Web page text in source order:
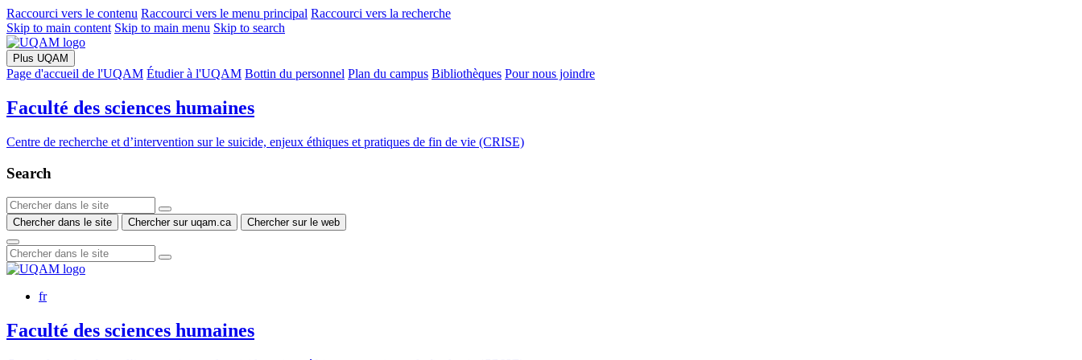
Raccourci vers le contenu Raccourci vers le menu principal Raccourci vers la recherche
Skip to main content Skip to main menu Skip to search
Plus UQAM
Page d'accueil de l'UQAM Étudier à l'UQAM Bottin du personnel Plan du campus Bibliothèques Pour nous joindre
Faculté des sciences humaines
Centre de recherche et d’intervention sur le suicide, enjeux éthiques et pratiques de fin de vie (CRISE)
Search
Chercher dans le site Chercher sur uqam.ca Chercher sur le web
fr
Faculté des sciences humaines